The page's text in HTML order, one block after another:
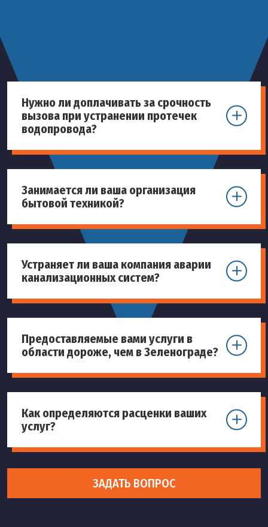
Нужно ли доплачивать за срочность
вызова при устранении протечек
водопровода?
Занимается ли ваша организация
бытовой техникой?
Устраняет ли ваша компания аварии
канализационных систем?
Предоставляемые вами услуги в
области дороже, чем в Зеленограде?
Как определяются расценки ваших
услуг?
ЗАДАТЬ ВОПРОС